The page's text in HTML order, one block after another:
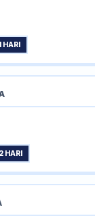
HARI
HARI